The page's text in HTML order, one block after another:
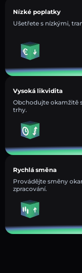
Nízké poplatky
Ušetřete s nízkými,
Vysoká likvidita
Obchodujte okamžitě
trhy.
Rychlá směna
Provádějte směny
zpracování.